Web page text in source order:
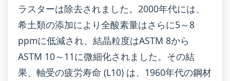
ラスターは除去されました。2000年代には、
希土類の添加により全酸素量はさらに5～8
ppmに低減され、結晶粒度はASTM 8から
ASTM 10～11に微細化されました。その結
果、軸受の疲労寿命 (L10) は、1960年代の鋼材